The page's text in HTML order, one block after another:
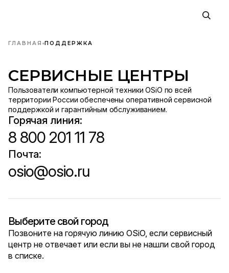
ГЛАВНАЯ ПОДДЕРЖКА
СЕРВИСНЫЕ ЦЕНТРЫ
Пользователи компьютерной техники OSiO по всей
территории России обеспечены оперативной сервисной
поддержкой и гарантийным обслуживанием.
Горячая линия:
8 800 201 11 78
Почта:
osio@osio.ru
Выберите свой город
Позвоните на горячую линию OSiO, если сервисный
центр не отвечает или если вы не нашли свой город
в списке.